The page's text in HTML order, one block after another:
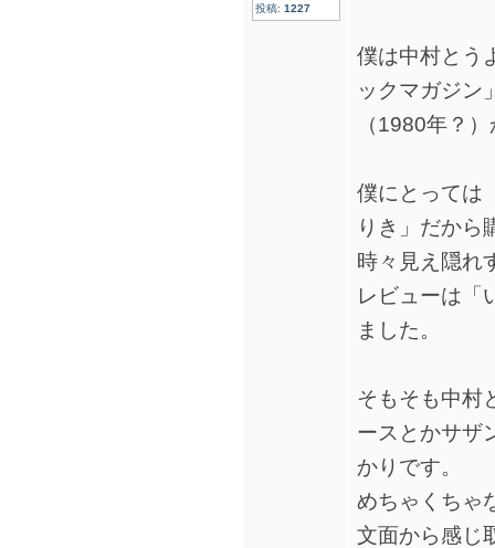
投稿: 1227
僕は中村とう
ックマガジン
（1980年？
僕にとっては
りき」だから
時々見え隠れ
レビューは「
ました。
そもそも中村
ースとかサザ
かりです。
めちゃくちゃ
文面から感じ